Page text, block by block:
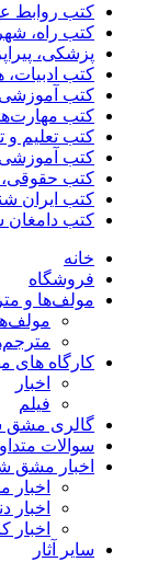
کتب روابط
کتب راه،
پزشکی،
کتب ادبیات،
کتب
کتب
کتب تعلیم
کتب
کتب حقوقی،
کتب ایران
کتب دامغان
خانه
فروشگاه
مولف‌ها و
کارگاه های
اخبار
فیلم
گالری
سوالات
اخبار مشق
اخبار
اخبار
سایر آثار